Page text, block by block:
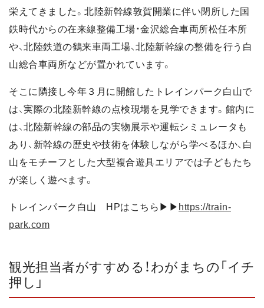
栄えてきました。北陸新幹線敦賀開業に伴い閉所した国
鉄時代からの在来線整備工場・金沢総合車両所松任本所
や、北陸鉄道の鶴来車両工場、北陸新幹線の整備を行う白
山総合車両所などが置かれています。
そこに隣接し今年３月に開館したトレインパーク白山で
は、実際の北陸新幹線の点検現場を見学できます。館内に
は、北陸新幹線の部品の実物展示や運転シミュレータも
あり、新幹線の歴史や技術を体験しながら学べるほか、白
山をモチーフとした大型複合遊具エリアでは子どもたち
が楽しく遊べます。
トレインパーク白山 HPはこちら▶▶ https://train-
park.com
観光担当者がすすめる！わがまちの「イチ
押し」